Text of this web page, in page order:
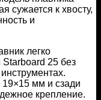
сужается к хвосту,
и
легко
Starboard 25 без
19×15 мм и сзади
крепление.